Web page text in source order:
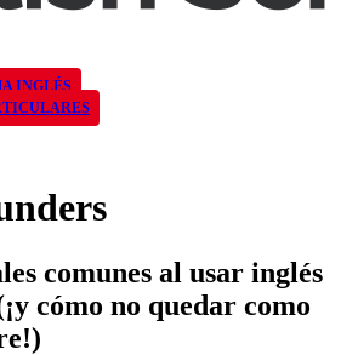
INGLÉS
comunes al usar inglés
cómo no quedar como